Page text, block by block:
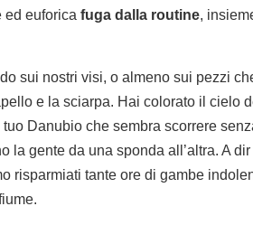
ed euforica fuga dalla routine,
sui nostri visi, o almeno sui pezzi
e la sciarpa. Hai colorato il cielo
Danubio che sembra scorrere
la gente da una sponda all’altra. A
risparmiati tante ore di gambe